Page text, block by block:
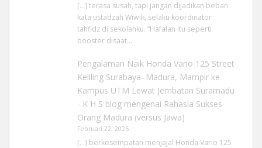
[…] terasa susah, tapi jangan dijadikan beban
kata ustadzah Wiwik, selaku koordinator
tahfidz di sekolahku. “Hafalan itu seperti
booster disaat…
Pengalaman Naik Honda Vario 125 Street
Keliling Surabaya–Madura, Mampir ke
Kampus UTM Lewat Jembatan Suramadu
- K H S blogmengenai Rahasia Sukses
Orang Madura (versus Jawa)
Februari 22, 2026
[…] berkesempatan menjajal Honda Vario 125